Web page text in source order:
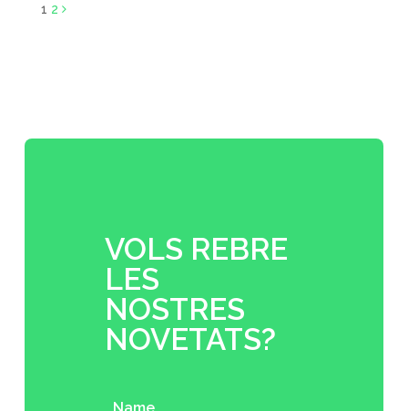
1 2
VOLS REBRE
LES
NOSTRES
NOVETATS?